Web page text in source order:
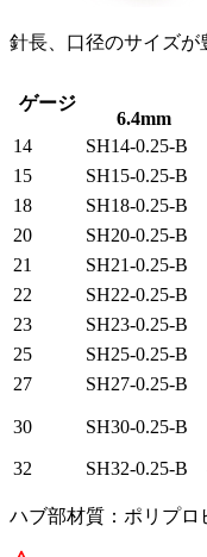
針長、口径のサイズ
ゲージ
6.4mm
14
SH14-0.25-B
15
SH15-0.25-B
18
SH18-0.25-B
20
SH20-0.25-B
21
SH21-0.25-B
22
SH22-0.25-B
23
SH23-0.25-B
25
SH25-0.25-B
27
SH27-0.25-B
30 SH30-0.25-B
32 SH32-0.25-B
ハブ部材質：ポリプ